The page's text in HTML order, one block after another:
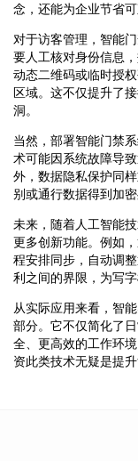
念，还能为企业节省可
对于访客管理，智能
要人工核对身份信息
动态二维码或临时授
区域。这不仅提升了
洞。
当然，部署智能门禁
术可能因系统故障导
外，数据隐私保护同
别或通行数据得到加
未来，随着人工智能
更多创新功能。例如
程安排同步，自动调
利之间的界限，为写
从实际应用来看，智
部分。它不仅简化了
全、更高效的工作环
资此类技术无疑是提